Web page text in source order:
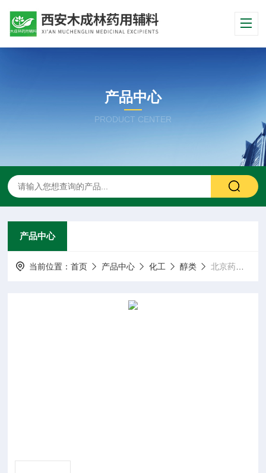
产品中心
PRODUCT CENTER
产品中心
当前位置：首页 产品中心 化工 醇类 北京药用销售厂家